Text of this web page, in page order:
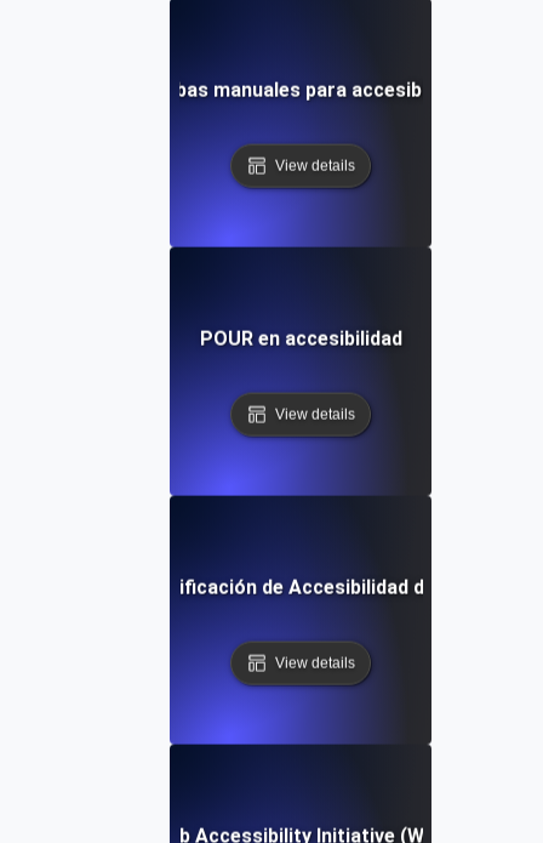
Pruebas manuales para accesibilidad
View details
POUR en accesibilidad
View details
Lista de Verificación de Accesibilidad del Software
View details
Web Accessibility Initiative (WAI)